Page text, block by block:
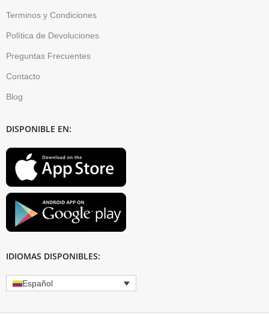
Terminos y Condiciones
Política de Devoluciones
Preguntas Frecuentes
Contacto
Blog
DISPONIBLE EN:
IDIOMAS DISPONIBLES:
Español